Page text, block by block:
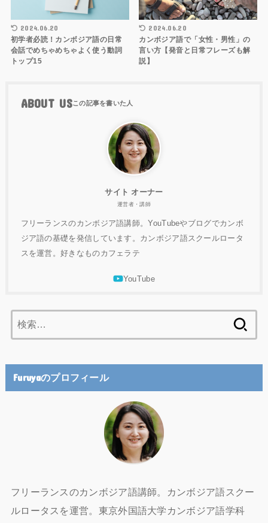
2024.06.20
初学者必読！カンボジア語の日常
会話でめちゃめちゃよく使う動詞
トップ15
2024.06.20
カンボジア語で「女性・男性」の
言い方【発音と日常フレーズも解
説】
ABOUT US
サイト オーナー
運営者・講師
フリーランスのカンボジア語講師。YouTubeやブログでカンボ
ジア語の基礎を発信しています。カンボジア語スクールロータ
スを運営。好きなものカフェラテ
索:
Furuyaのプロフィール
フリーランスのカンボジア語講師。カンボジア語スクー
ルロータスを運営。東京外国語大学カンボジア語学科